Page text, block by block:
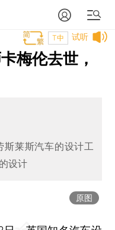
试听
T中
梅伦去世，
莱斯汽车的设计工
设计
原图